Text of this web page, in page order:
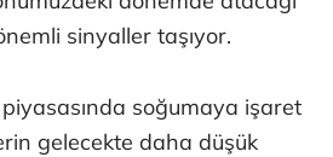
sinyaller taşıyor.
soğumaya işaret
gelecekte daha düşük